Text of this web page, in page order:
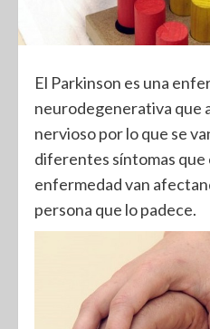
El Parkinson es una
neurodegenerativa que
nervioso por lo que se
diferentes síntomas que
enfermedad van
persona que lo padece.